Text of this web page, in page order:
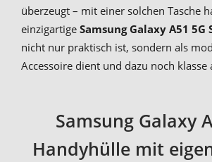
überzeugt – mit einer solchen Tasche
einzigartige Samsung Galaxy A51
nicht nur praktisch ist, sondern als
Accessoire dient und dazu noch klasse
Samsung Galaxy
Handyhülle mit